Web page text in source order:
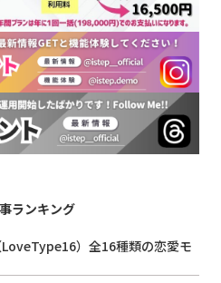
ランキング
LoveType16）全16種類の恋愛モ